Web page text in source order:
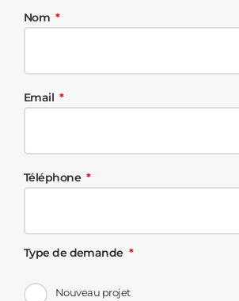
Nom
Email
Téléphone
Type de demande
Nouveau projet